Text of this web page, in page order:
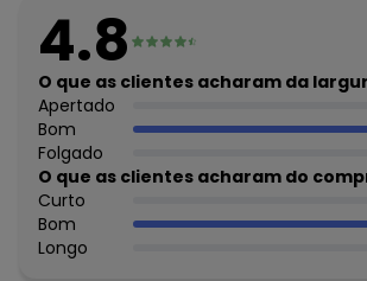
Cintura: Alta
Fechamento: Em zíper
Material: Tecido de Alfaiataria Bi Stretch
Estação: Ano Inteiro
Situação de Uso: Collab
Composição Material: 100% Poliéster
Histórico de preços
O preço apresentado abaixo é o menor
algum dia do mês, para o menor
4.8
O que as clientes acharam da
Apertado
Bom
Folgado
O que as clientes acharam do
Curto
Bom
Longo